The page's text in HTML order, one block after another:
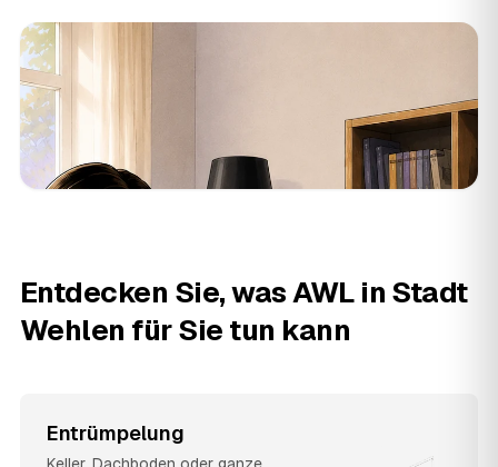
Entdecken Sie, was AWL in Stadt
Wehlen für Sie tun kann
Entrümpelung